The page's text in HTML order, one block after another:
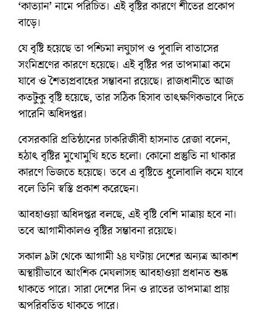
‘কাত্যান’ নামে পরিচিত। এই বৃষ্টির কারণে শীতের প্রকোপ
বাড়ে।
যে বৃষ্টি হয়েছে তা পশ্চিমা লঘুচাপ ও পুবালি বাতাসের
সংমিশ্রণের কারণে হয়েছে। এই বৃষ্টির পর তাপমাত্রা কমে
যাবে ও শৈত্যপ্রবাহের সম্ভাবনা রয়েছে। রাজধানীতে আজ
কতটুকু বৃষ্টি হয়েছে, তার সঠিক হিসাব তাৎক্ষণিকভাবে দিতে
পারেনি অধিদপ্তর।
বেসরকারি প্রতিষ্ঠানের চাকরিজীবী হাসনাত রেজা বলেন,
হঠাৎ বৃষ্টির মুখোমুখি হতে হলো। কোনো প্রস্তুতি না থাকার
কারণে ভিজতে হয়েছে। তবে এ বৃষ্টিতে ধুলোবালি কমে যাবে
বলে তিনি স্বস্তি প্রকাশ করেছেন।
আবহাওয়া অধিদপ্তর বলছে, এই বৃষ্টি বেশি মাত্রায় হবে না।
তবে আগামীকালও বৃষ্টির সম্ভাবনা রয়েছে।
সকাল ৯টা থেকে আগামী ২৪ ঘণ্টায় দেশের অন্যত্র আকাশ
অস্থায়ীভাবে আংশিক মেঘলাসহ আবহাওয়া প্রধানত শুষ্ক
থাকতে পারে। সারা দেশের দিন ও রাতের তাপমাত্রা প্রায়
অপরিবর্তিত থাকতে পারে।